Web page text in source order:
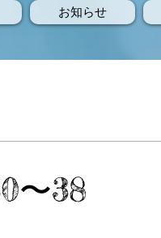
お知らせ
〜38